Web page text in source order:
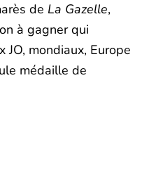
de La Gazelle,
à gagner qui
JO, mondiaux, Europe
médaille de